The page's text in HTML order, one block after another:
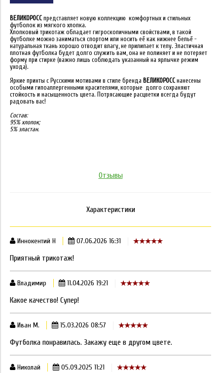
ВЕЛИКОРОСС представляет новую коллекцию комфортных и стильных
футболок из мягкого хлопка.
Хлопковый трикотаж обладает гигроскопичными свойствами, в такой
футболке можно заниматься спортом или носить её как нижнее бельё -
натуральная ткань хорошо отводит влагу, не прилипает к телу. Эластичная
плотная футболка будет долго служить вам, она не полиняет и не потеряет
форму при стирке (важно лишь соблюдать указанный на ярлычке режим
ухода).
Яркие принты с Русскими мотивами в стиле бренда ВЕЛИКОРОСС нанесены
особыми гипоаллергенными красителями, которые долго сохраняют
стойкость и насыщенность цвета. Потрясающие расцветки всегда будут
радовать вас!
Состав:
95% хлопок;
5% эластан.
Отзывы
Характеристики
Иннокентий Н 07.06.2026 16:31
Приятный трикотаж!
Владимир 11.04.2026 19:21
Какое качество! Супер!
Иван М. 15.03.2026 08:57
Футболка понравилась. Закажу еще в другом цвете.
Николай 05.09.2025 11:21